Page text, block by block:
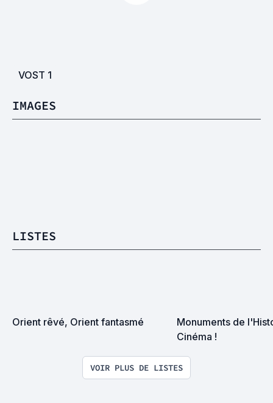
VOST 1
IMAGES
LISTES
Orient rêvé, Orient fantasmé
Monuments de
Cinéma !
VOIR PLUS DE LISTES